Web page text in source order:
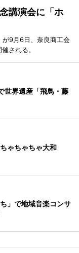
講演会に「ホ
が9月6日、奈良商工会
される。
世界遺産「飛鳥・藤
ゃちゃちゃ大和
」で地域音楽コンサ